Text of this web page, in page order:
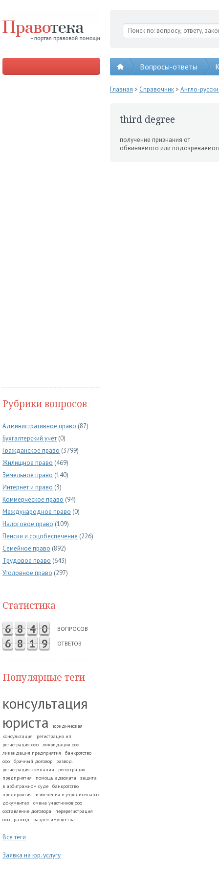
Вопросы-ответы
Рубрики вопросов
Административное право (87)
Бухгалтерский учет (0)
Гражданское право (3799)
Жилищное право (469)
Земельное право (140)
Интернет и право (3)
Коммерческое право (94)
Международное право (0)
Налоговое право (109)
Пенсии и соцобеспечение (226)
Семейное право (892)
Трудовое право (643)
Уголовное право (297)
Статистика
6 8 4 0 ВОПРОСОВ
6 8 1 9 ОТВЕТОВ
Популярные теги
консультация
юриста
юридическая
консультация
регистрация ип
регистрация ооо
ликвидация ооо
ликвидация предприятия
банкротство
ооо
брачный договор
развод.
регистрация компании
регистрация
предприятия
помощь адвоката
защита
в арбитражном суде
банкротство
предприятия
изменения в учредительных
документах
смена участников ооо
составление договора
перерегистрация
ооо
развод раздел имущества
Все теги
Заявка на юр. услугу
Главная > Справочник> Англо-
third degree
получение признания от
обвиняемого или